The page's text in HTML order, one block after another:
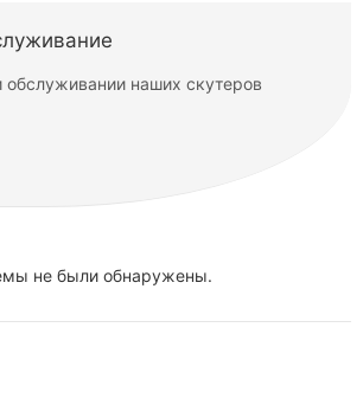
обслуживании наших скутеров
не были обнаружены.